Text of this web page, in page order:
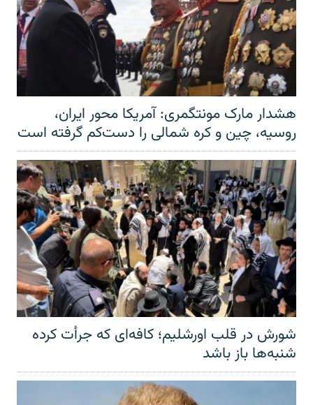
هشدار مارک مونتگمری: آمریکا محور ایران،
روسیه، چین و کره شمالی را دست‌کم گرفته است
شورش در قلب اورشلیم؛ کافه‌ای که جرأت کرده
شنبه‌ها باز باشد